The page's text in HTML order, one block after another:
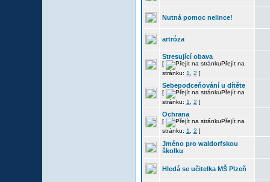
Nutná pomoc nelince!
artróza
Stresující obava
[
Přejít na
stránku: 1 2 ]
Sebepodceňování u dítěte
[
Přejít na
stránku: 1 2 ]
Ochrana
[
Přejít na
stránku: 1 2 ]
Jméno pro waldorfskou
školku
Hledá se učitelka MŠ Plzeň